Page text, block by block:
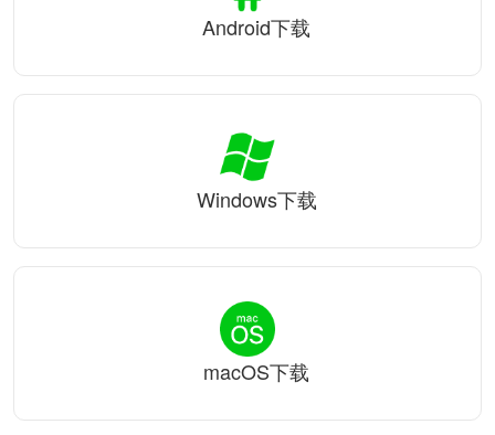
Android下载
Windows下载
macOS下载